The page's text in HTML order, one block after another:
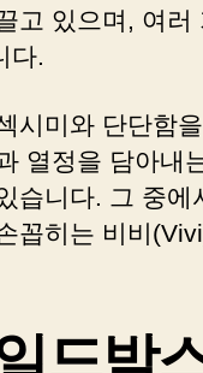
고 있으며, 여러
다.
시미와 단단함
열정을 담아내
습니다. 그 중
꼽히는 비비
드박